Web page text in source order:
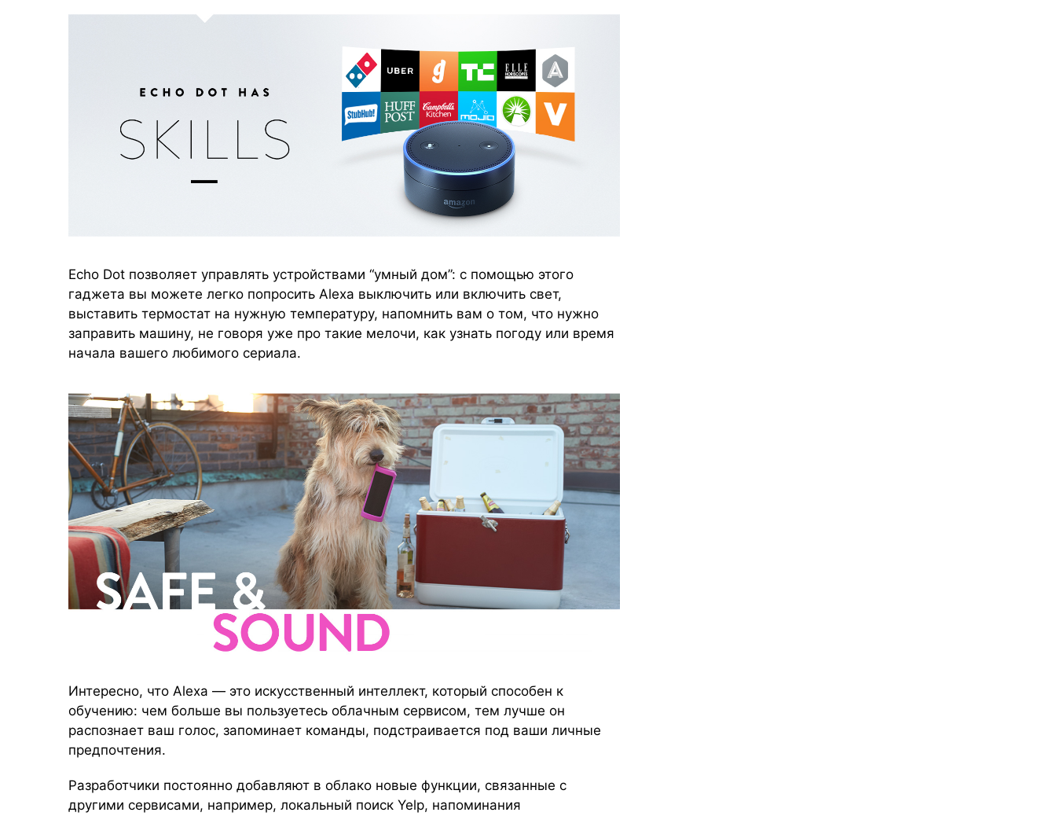
Echo Dot позволяет управлять устройствами “умный дом”: с помощью этого
гаджета вы можете легко попросить Alexa выключить или включить свет,
выставить термостат на нужную температуру, напомнить вам о том, что нужно
заправить машину, не говоря уже про такие мелочи, как узнать погоду или время
начала вашего любимого сериала.
Интересно, что Alexa — это искусственный интеллект, который способен к
обучению: чем больше вы пользуетесь облачным сервисом, тем лучше он
распознает ваш голос, запоминает команды, подстраивается под ваши личные
предпочтения.
Разработчики постоянно добавляют в облако новые функции, связанные с
другими сервисами, например, локальный поиск Yelp, напоминания